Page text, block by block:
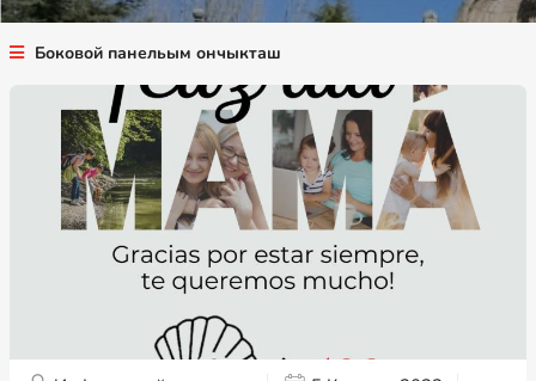
Боковой панельым ончыкташ